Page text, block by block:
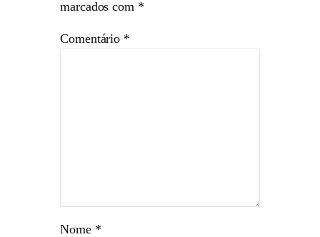
marcados com *
Comentário *
Nome *